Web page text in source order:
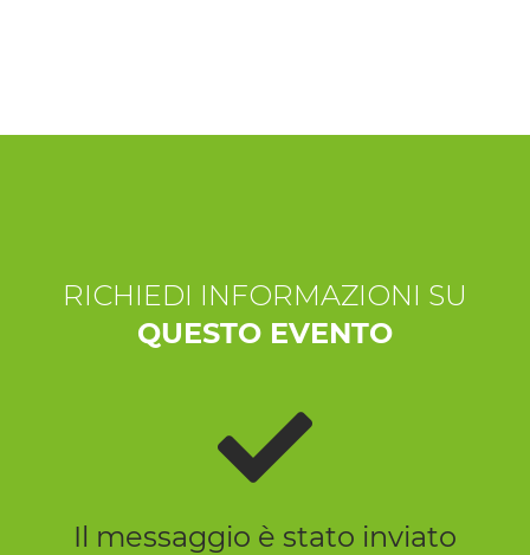
RICHIEDI INFORMAZIONI SU
QUESTO EVENTO
Il messaggio è stato inviato